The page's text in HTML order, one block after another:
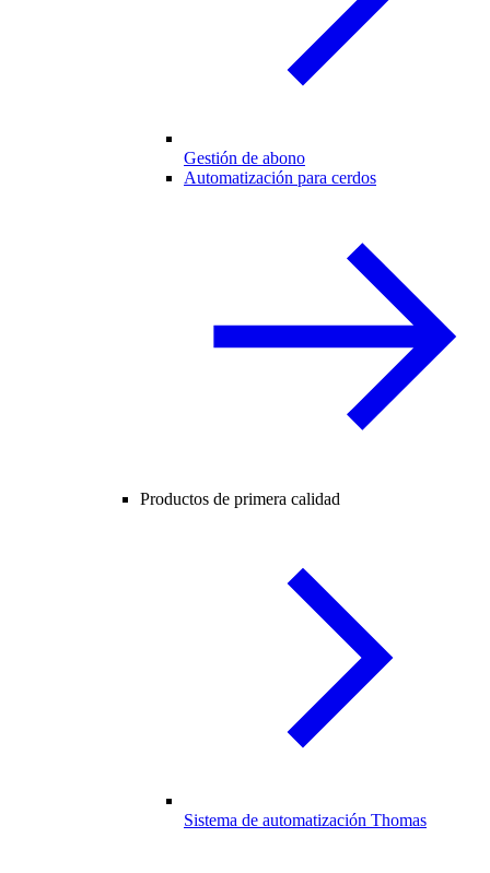
Gestión de abono
Automatización para cerdos
Productos de primera calidad
Sistema de automatización Thomas